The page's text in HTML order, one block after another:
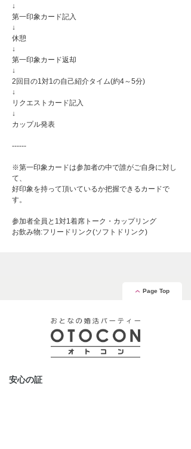
↓
第一印象カード記入
↓
休憩
↓
第一印象カード返却
↓
2回目の1対1の自己紹介タイム(約4～5分)
↓
リクエストカード記入
↓
カップル発表
------
※第一印象カードは参加者の中で誰がご自身に対し
て、
好印象を持って頂いているか把握できるカードで
す。
参加者全員と1対1着席トーク・カップリング
お飲み物:フリードリンク(ソフトドリンク)
Page Top
安心の証